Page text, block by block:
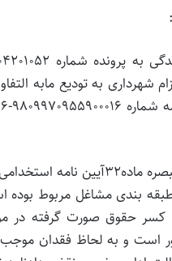
شهرداری به تودیع مابه
با مداقه در اوراق و محتویات
بندی مشاغل مربوط بوده
کسر حقوق صورت گرفته در
است و به لحاظ فقدان موجب